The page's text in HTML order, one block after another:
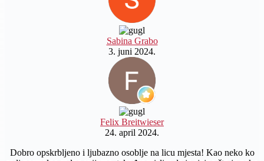
Sabina Grabo
3. juni 2024.
Felix Breitwieser
24. april 2024.
Dobro opskrbljeno i ljubazno osoblje na licu mjesta! Kao neko ko